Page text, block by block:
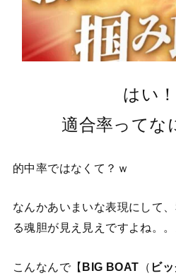
はい！
適合率ってな
的中率ではなくて？ｗ
なんかあいまいな表現にして
る魂胆が見え見えですよね。。
こんなんで【BIG BOAT （ ビ